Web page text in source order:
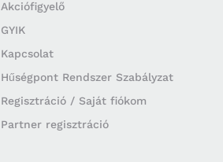
Akciófigyelő
GYIK
Kapcsolat
Hűségpont Rendszer Szabályzat
Regisztráció / Saját fiókom
Partner regisztráció